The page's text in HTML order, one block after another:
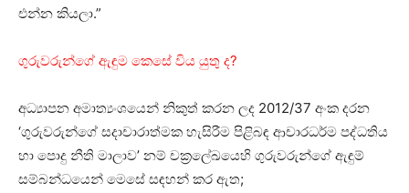
එන්න කියලා.”
ගුරුවරුන්ගේ ඇඳුම කෙසේ විය යුතු ද?
අධ්‍යාපන අමාත්‍යංශයෙන් නිකුත් කරන ලද 2012/37 අංක දරන
‘ගුරුවරුන්ගේ සදාචාරාත්මක හැසිරීම පිළිබඳ ආචාරධර්ම පද්ධතිය
හා පොදු නීති මාලාව’ නම් චක්‍රලේඛයෙහි ගුරුවරුන්ගේ ඇඳුම්
සම්බන්ධයෙන් මෙසේ සඳහන් කර ඇත;